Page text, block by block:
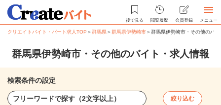
後で見る 閲覧履歴 会員登録 メニュー
クリエイトバイト・パート求人TOP ＞群馬県＞群馬県伊勢崎市＞群馬県伊勢崎市・その他のバ
群馬県伊勢崎市・その他のバイト・求人情報
検索条件の設定
絞り込む